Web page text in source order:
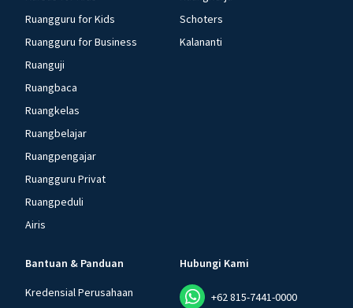
Ruangguru for Kids
Ruangguru for Business
Ruanguji
Ruangbaca
Ruangkelas
Ruangbelajar
Ruangpengajar
Ruangguru Privat
Ruangpeduli
Airis
Schoters
Kalananti
Bantuan & Panduan
Kredensial Perusahaan
Hubungi Kami
+62 815-7441-0000